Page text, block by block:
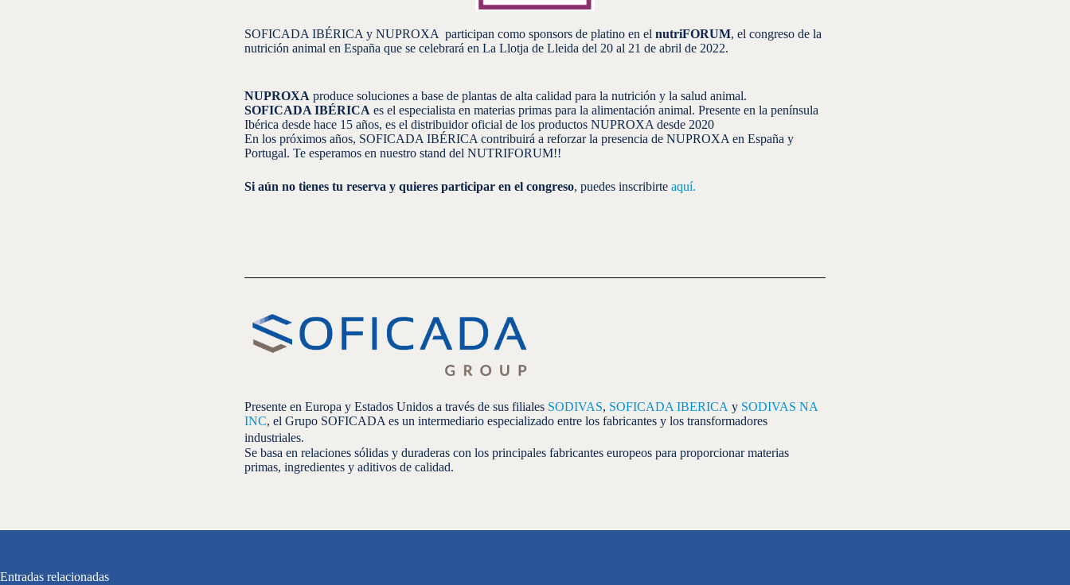
SOFICADA IBÉRICA y NUPROXA participan como sponsors de platino en el nutriFORUM, el congreso de la
nutrición animal en España que se celebrará en La Llotja de Lleida del 20 al 21 de abril de 2022.
NUPROXA produce soluciones a base de plantas de alta calidad para la nutrición y la salud animal.
SOFICADA IBÉRICA es el especialista en materias primas para la alimentación animal. Presente en la península
Ibérica desde hace 15 años, es el distribuidor oficial de los productos NUPROXA desde 2020
En los próximos años, SOFICADA IBÉRICA contribuirá a reforzar la presencia de NUPROXA en España y
Portugal. Te esperamos en nuestro stand del NUTRIFORUM!!
Si aún no tienes tu reserva y quieres participar en el congreso, puedes inscribirte aquí.
Presente en Europa y Estados Unidos a través de sus filiales SODIVAS, SOFICADA IBERICA y SODIVAS NA
INC, el Grupo SOFICADA es un intermediario especializado entre los fabricantes y los transformadores
industriales.
Se basa en relaciones sólidas y duraderas con los principales fabricantes europeos para proporcionar materias
primas, ingredientes y aditivos de calidad.
Entradas relacionadas